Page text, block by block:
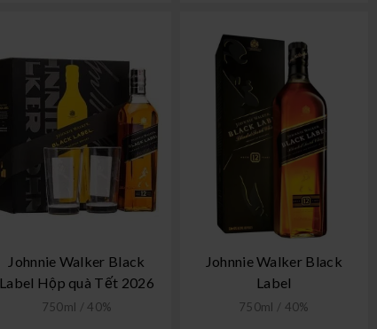
Johnnie Walker Black
Label Hộp quà Tết 2026
750ml / 40%
Johnnie Walker Black
Label
750ml / 40%